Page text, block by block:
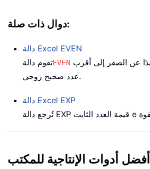
دوال ذات صلة:
دالة Excel EVEN
تقوم دالةEVEN
عدد صحيح زوجي.
دالة Excel EXP
أفضل أدوات الإنتاجية للمكتب